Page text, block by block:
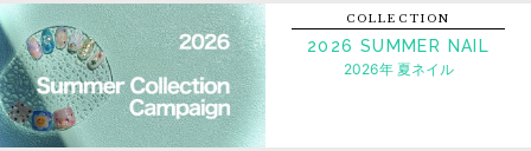
COLLECTION
2026 SUMMER NAIL
2026年 夏ネイル